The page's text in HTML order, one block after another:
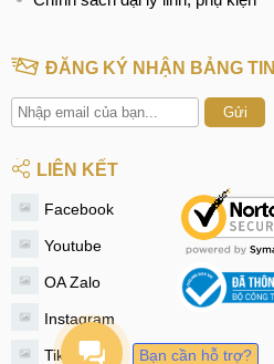
ĐĂNG KÝ NHẬN BẢNG TIN
Gửi
LIÊN KẾT
Facebook
Youtube
OA Zalo
Instagram
Tiktok Bạn cần hỗ trợ?